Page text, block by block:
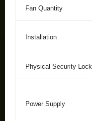
Fan Quantity
Installation
Physical Security Lock
Power Supply